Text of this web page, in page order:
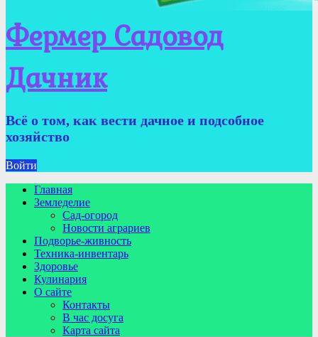
Фермер Садовод
Дачник
Всё о том, как вести дачное и подсобное
хозяйство
Войти
Главная
Земледелие
Сад-огород
Новости аграриев
Подворье-живность
Техника-инвентарь
Здоровье
Кулинария
О сайте
Контакты
В час досуга
Карта сайта